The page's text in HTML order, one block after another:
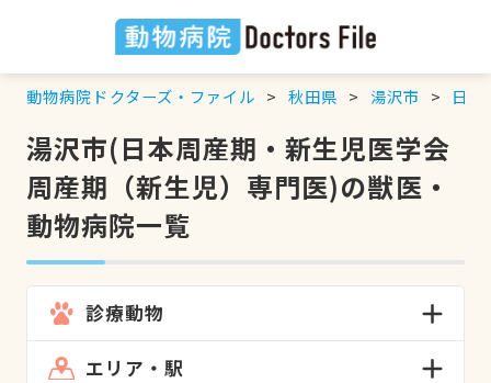
動物病院ドクターズ・ファイル 秋田県 湯沢市 日
湯沢市(日本周産期・新生児医学会
周産期（新生児）専門医)の獣医・
動物病院一覧
診療動物
エリア・駅